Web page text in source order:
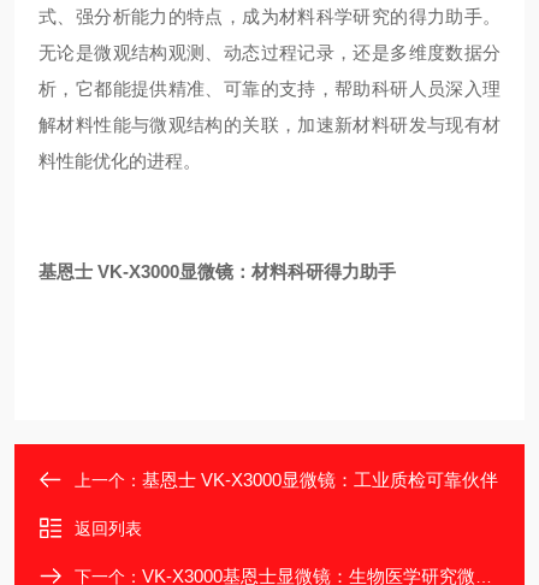
式、强分析能力的特点，成为材料科学研究的得力助手。
无论是微观结构观测、动态过程记录，还是多维度数据分
析，它都能提供精准、可靠的支持，帮助科研人员深入理
解材料性能与微观结构的关联，加速新材料研发与现有材
料性能优化的进程。
基恩士 VK-X3000显微镜：材料科研得力助手
上一个： 基恩士 VK-X3000显微镜：工业质检可靠伙伴
返回列表
下一个： VK-X3000基恩士显微镜：生物医学研究微观窗口